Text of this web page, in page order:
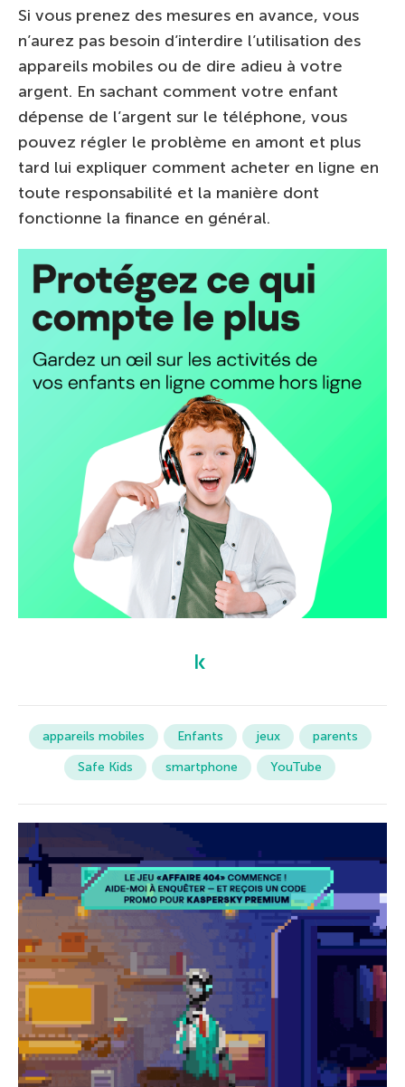
Si vous prenez des mesures en avance, vous
n’aurez pas besoin d’interdire l’utilisation des
appareils mobiles ou de dire adieu à votre
argent. En sachant comment votre enfant
dépense de l’argent sur le téléphone, vous
pouvez régler le problème en amont et plus
tard lui expliquer comment acheter en ligne en
toute responsabilité et la manière dont
fonctionne la finance en général.
appareils mobiles Enfants jeux
parents
Safe Kids
smartphone YouTube